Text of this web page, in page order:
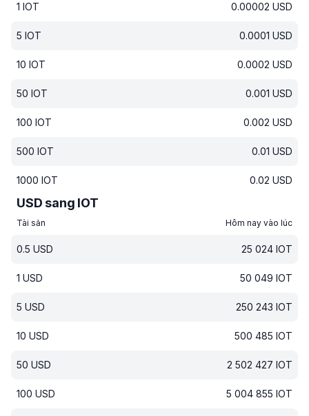
1 IOT 0.00002 USD
5 IOT 0.0001 USD
10 IOT 0.0002 USD
50 IOT 0.001 USD
100 IOT 0.002 USD
500 IOT 0.01 USD
1000 IOT 0.02 USD
USD sang IOT
Tài sản Hôm nay vào lúc
0.5 USD 25 024 IOT
1 USD 50 049 IOT
5 USD 250 243 IOT
10 USD 500 485 IOT
50 USD 2 502 427 IOT
100 USD 5 004 855 IOT